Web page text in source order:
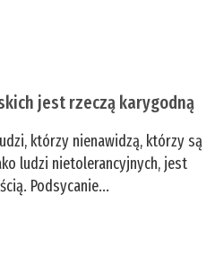
jest rzeczą karygodną
którzy nienawidzą, którzy są
ludzi nietolerancyjnych, jest
Podsycanie...